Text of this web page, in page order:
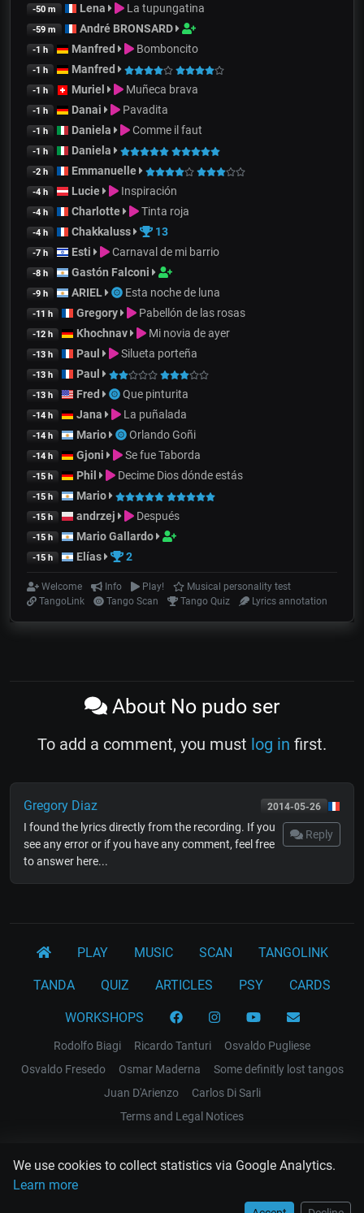
We use cookies to collect statistics via Google Analytics.
Learn more
-50 m Lena La tupungatina
-59 m André BRONSARD
-1 h Manfred Bomboncito
-1 h Manfred
-1 h Muriel Muñeca brava
-1 h Danai Pavadita
-1 h Daniela Comme il faut
-1 h Daniela
-2 h Emmanuelle
-4 h Lucie Inspiración
-4 h Charlotte Tinta roja
-4 h Chakkaluss 13
-7 h Esti Carnaval de mi barrio
-8 h Gastón Falconi
-9 h ARIEL Esta noche de luna
-11 h Gregory Pabellón de las rosas
-12 h Khochnav Mi novia de ayer
-13 h Paul Silueta porteña
-13 h Paul
-13 h Fred Que pinturita
-14 h Jana La puñalada
-14 h Mario Orlando Goñi
-14 h Gjoni Se fue Taborda
-15 h Phil Decime Dios dónde estás
-15 h Mario
-15 h andrzej Después
-15 h Mario Gallardo
-15 h Elías 2
Welcome Info Play!
Musical personality test
TangoLink
Tango Scan Tango Quiz Lyrics annotation
About No pudo ser
To add a comment, you must log in first.
2014-05-26
Gregory Diaz
Reply
I found the lyrics directly from the recording. If you
see any error or if you have any comment, feel free
to answer here...
PLAY MUSIC SCAN TANGOLINK
TANDA QUIZ ARTICLES PSY CARDS
WORKSHOPS
Rodolfo Biagi Ricardo Tanturi
Osvaldo Pugliese
Osvaldo Fresedo
Osmar Maderna
Some definitly lost tangos
Juan D'Arienzo
Carlos Di Sarli
Terms and Legal Notices
EL RECODO TANGO